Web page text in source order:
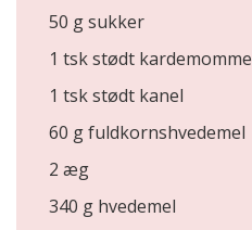
50 g sukker
1 tsk stødt kardemomme
1 tsk stødt kanel
60 g fuldkornshvedemel
2 æg
340 g hvedemel